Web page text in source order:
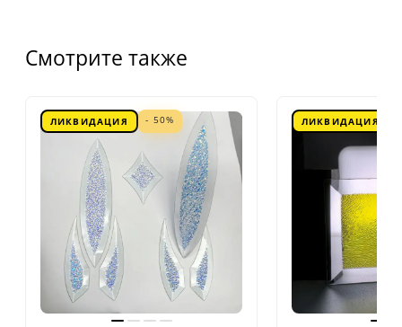
Смотрите также
ЛИКВИДАЦИЯ - 50% ЛИКВИДАЦИЯ